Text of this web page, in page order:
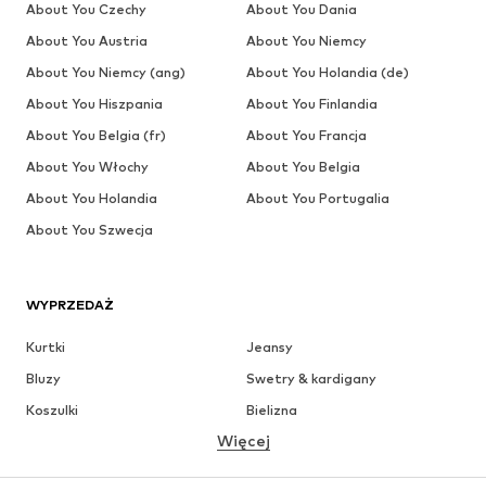
WYPRZEDAŻ
Kurtki
Jeansy
Bluzy
Swetry & kardigany
Koszulki
Bielizna
Koszule
Płaszcze
Garnitury & marynarki
Więcej
About You Czechy
About You Dania
About You Austria
About You Niemcy
About You Niemcy (ang)
About You Holandia (de)
About You Hiszpania
About You Finlandia
About You Belgia (fr)
About You Francja
About You Włochy
About You Belgia
About You Holandia
About You Portugalia
About You Szwecja